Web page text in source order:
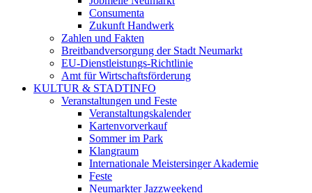
Consumenta
Zukunft Handwerk
Zahlen und Fakten
Breitbandversorgung der Stadt Neumarkt
EU-Dienstleistungs-Richtlinie
Amt für Wirtschaftsförderung
KULTUR & STADTINFO
Veranstaltungen und Feste
Veranstaltungskalender
Kartenvorverkauf
Sommer im Park
Klangraum
Internationale Meistersinger Akademie
Feste
Neumarkter Jazzweekend